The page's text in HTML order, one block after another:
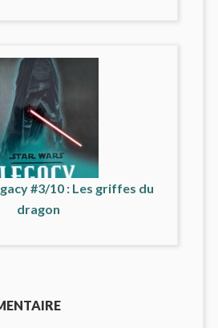
#3/10 : Les griffes du
dragon